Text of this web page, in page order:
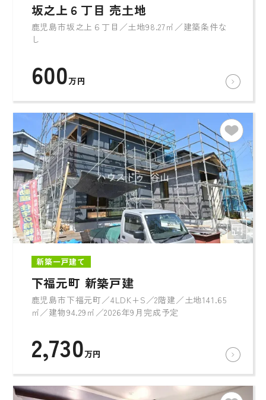
坂之上６丁目 売土地
鹿児島市坂之上６丁目／土地98.27㎡／建築条件な
し
600万円
新築一戸建て
下福元町 新築戸建
鹿児島市下福元町／4LDK+S／2階建／土地141.65
㎡／建物94.29㎡／2026年9月完成予定
2,730万円